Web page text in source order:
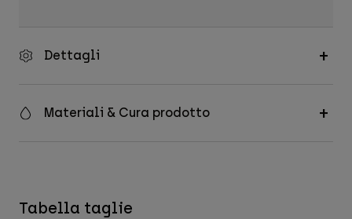
Dettagli
Materiali & Cura prodotto
Tabella taglie